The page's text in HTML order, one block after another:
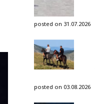
posted on 31.07.2026
posted on 03.08.2026